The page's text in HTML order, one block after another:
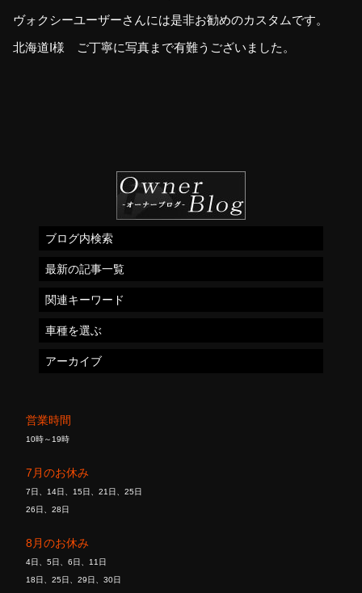
ヴォクシーユーザーさんには是非お勧めのカスタムです。
北海道I様 ご丁寧に写真まで有難うございました。
営業時間
10時～19時
7月のお休み
7日、14日、15日、21日、25日
26日、28日
8月のお休み
4日、5日、6日、11日
18日、25日、29日、30日
ブログ内検索
最新の記事一覧
関連キーワード
車種を選ぶ
アーカイブ